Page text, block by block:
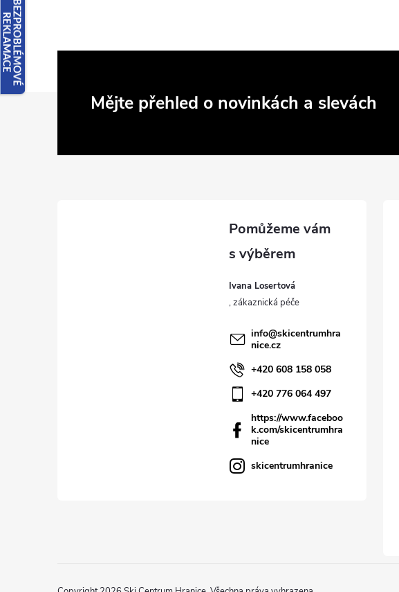
Z
Mějte přehled o novinkách a slevách
Ivana Losertová
info@skicentrumhra
nice.cz
+420 608 158 058
+420 776 064 497
https://www.faceboo
k.com/skicentrumhra
nice
skicentrumhranice